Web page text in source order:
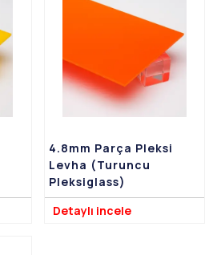
4.8mm Parça Pleksi
Levha (Turuncu
Pleksiglass)
Detaylı incele